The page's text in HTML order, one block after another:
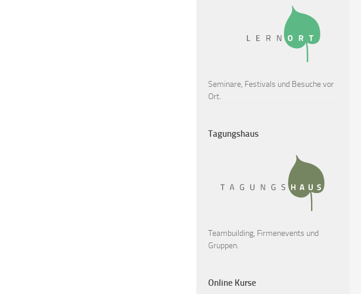
Seminare, Festivals und Besuche vor
Ort.
Tagungshaus
Teambuilding, Firmenevents und
Gruppen.
Online Kurse